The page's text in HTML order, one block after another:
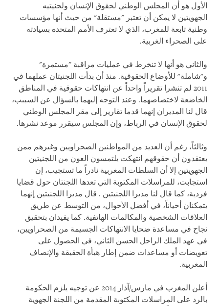
الأول هو أن المجلس الوطني لحقوق الإنسان ولجنيتيه
الجهويتين لا يمكن أن تعتبر "مستقلة" من حيث أنها مؤسسات
وطنية تابعة للمغرب، الذي لا تعترف الأمم المتحدة بسيادته
على الصحراء الغربية.
والثاني هو أنها لا تنخرط في عمليات مراقبة "مستمرة"
و"شاملة" للأوضاع الحقوقية. منذ أن بدأت اللجنيتان عملهما في
2011 لم تنشرا تقريراً واحداً عن انتهاكات حقوقية في المناطق
الخاضعة لاختصاصهما. وعند التوجه إليهما بالسؤال عن السببب،
قال لنا المديران إنهما قدما تقارير إلى مقر المجلس الوطني
لحقوق الإنسان في الرباط، وإن المجلس سيقرر موعد نشرها.
وثالثاً، رغم أن العديد من المواطنين الصحراويين وغيرهم ممن
يعتقدون أن حقوقهم انتهكت يلتمسون العون من اللجنيتين
الجهويتين إلا أن السلطات المغربية نادراً ما تستجيب، إن
استجابت، للمراسلات المكتوبة التي تعدها اللجنتان حول قضايا
فردية، كما قال لنا مديرا اللجنيتين . قال مديرا اللجنيتين إنهما
يتمكنان أحياناً، في أفضل الأحوال، من التوسط عن طريق
العلاقات الشخصية والمكالمات الهاتفية. كما يفيدان بتحقيق
نجاح في مساعدة ضحايا الانتهاكات الجسيمة من الصحراويين،
في عهد الملك الراحل الحسن الثاني، في الحصول على
تعويضات أو مساعدات ضمن إطار هيأة الحقيقة والإنصاف
المغربية.
أعلن المغرب في مارس/آذار 2014 عن توجيه يلزم الحكومة
بالرد على المراسلات المكتوبة المقدمة من اللجنة الجهوية